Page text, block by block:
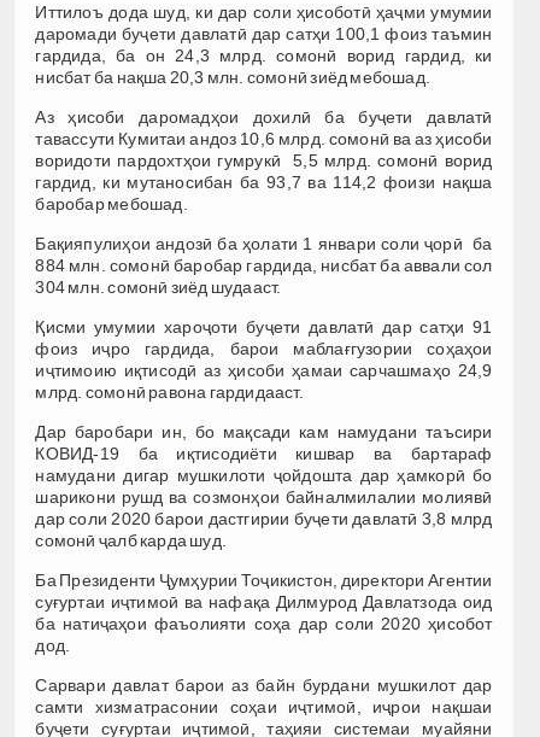
Иттилоъ дода шуд, ки дар соли ҳисоботӣ ҳаҷми умумии
даромади буҷети давлатӣ дар сатҳи 100,1 фоиз таъмин
гардида, ба он 24,3 млрд. сомонӣ ворид гардид, ки
нисбат ба нақша 20,3 млн. сомонӣ зиёд мебошад.
Аз ҳисоби даромадҳои дохилӣ ба буҷети давлатӣ
тавассути Кумитаи андоз 10,6 млрд. сомонӣ ва аз ҳисоби
воридоти пардохтҳои гумрукӣ 5,5 млрд. сомонӣ ворид
гардид, ки мутаносибан ба 93,7 ва 114,2 фоизи нақша
баробар мебошад.
Бақияпулиҳои андозӣ ба ҳолати 1 январи соли ҷорӣ ба
884 млн. сомонӣ баробар гардида, нисбат ба аввали сол
304 млн. сомонӣ зиёд шудааст.
Қисми умумии хароҷоти буҷети давлатӣ дар сатҳи 91
фоиз иҷро гардида, барои маблағгузории соҳаҳои
иҷтимоию иқтисодӣ аз ҳисоби ҳамаи сарчашмаҳо 24,9
млрд. сомонӣ равона гардидааст.
Дар баробари ин, бо мақсади кам намудани таъсири
КОВИД-19 ба иқтисодиёти кишвар ва бартараф
намудани дигар мушкилоти ҷойдошта дар ҳамкорӣ бо
шарикони рушд ва созмонҳои байналмилалии молиявӣ
дар соли 2020 барои дастгирии буҷети давлатӣ 3,8 млрд
сомонӣ ҷалб карда шуд.
Ба Президенти Ҷумҳурии Тоҷикистон, директори Агентии
суғуртаи иҷтимоӣ ва нафақа Дилмурод Давлатзода оид
ба натиҷаҳои фаъолияти соҳа дар соли 2020 ҳисобот
дод.
Сарвари давлат барои аз байн бурдани мушкилот дар
самти хизматрасонии соҳаи иҷтимоӣ, иҷрои нақшаи
буҷети суғуртаи иҷтимоӣ, таҳияи системаи муайяни